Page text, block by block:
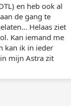
en heb ook al
de gang te
Helaas ziet
Kan iemand me
kan ik in ieder
mijn Astra zit